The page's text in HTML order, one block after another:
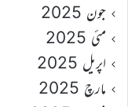
جون 2025
مئی 2025
اپریل 2025
مارچ 2025